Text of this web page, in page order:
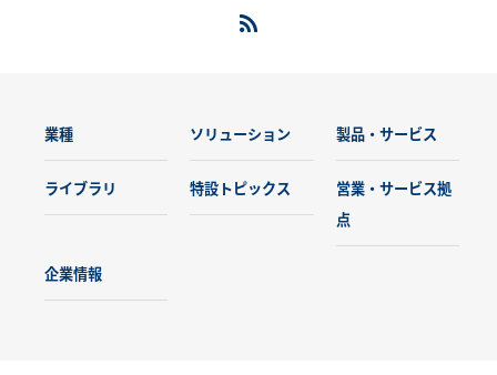
業種 ソリューション 製品・サービス
ライブラリ 特設トピックス
営業・サービス拠
点
企業情報